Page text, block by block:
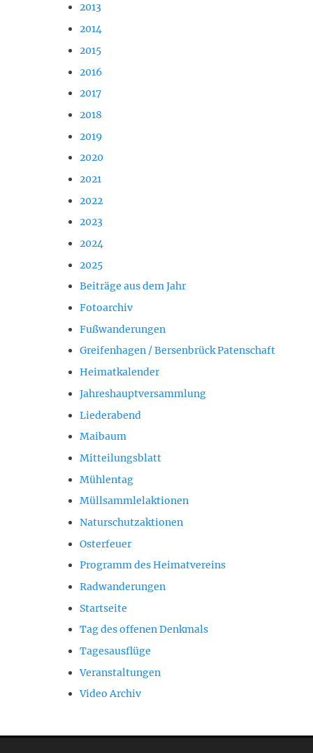
2013
2014
2015
2016
2017
2018
2019
2020
2021
2022
2023
2024
2025
Beiträge aus dem Jahr
Fotoarchiv
Fußwanderungen
Greifenhagen / Bersenbrück Patenschaft
Heimatkalender
Jahreshauptversammlung
Liederabend
Maibaum
Mitteilungsblatt
Mühlentag
Müllsammlelaktionen
Naturschutzaktionen
Osterfeuer
Programm des Heimatvereins
Radwanderungen
Startseite
Tag des offenen Denkmals
Tagesausflüge
Veranstaltungen
Video Archiv